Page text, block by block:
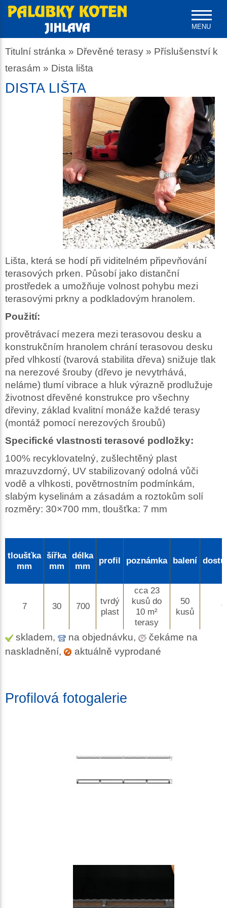
MENU
Titulní stránka » Dřevěné terasy » Příslušenství k
terasám » Dista lišta
DISTA LIŠTA
Lišta, která se hodí při viditelném připevňování
terasových prken. Působí jako distanční
prostředek a umožňuje volnost pohybu mezi
terasovými prkny a podkladovým hranolem.
Použití:
provětrávací mezera mezi terasovou desku a
konstrukčním hranolem chrání terasovou desku
před vlhkostí (tvarová stabilita dřeva) snižuje tlak
na nerezové šrouby (dřevo je nevytrhává,
neláme) tlumí vibrace a hluk výrazně prodlužuje
životnost dřevěné konstrukce pro všechny
dřeviny, základ kvalitní monáže každé terasy
(montáž pomocí nerezových šroubů)
Specifické vlastnosti terasové podložky:
100% recyklovatelný, zušlechtěný plast
mrazuvzdorný, UV stabilizovaný odolná vůči
vodě a vlhkosti, povětrnostním podmínkám,
slabým kyselinám a zásadám a roztokům solí
rozměry: 30×700 mm, tloušťka: 7 mm
tloušťka
mm
šířka
mm
délka
mm
profil poznámka balení
7 30 700
tvrdý
plast
cca 23
kusů do
10 m²
terasy
50
kusů
skladem, na objednávku,
čekáme na
naskladnění,
aktuálně vyprodané
Profilová fotogalerie